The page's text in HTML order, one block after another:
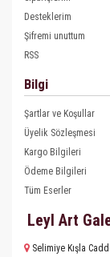
Desteklerim
Şifremi unuttum
RSS
Bilgi
Şartlar ve Koşullar
Üyelik Sözleşmesi
Kargo Bilgileri
Ödeme Bilgileri
Tüm Eserler
Leyl Art
Selimiye Kışla